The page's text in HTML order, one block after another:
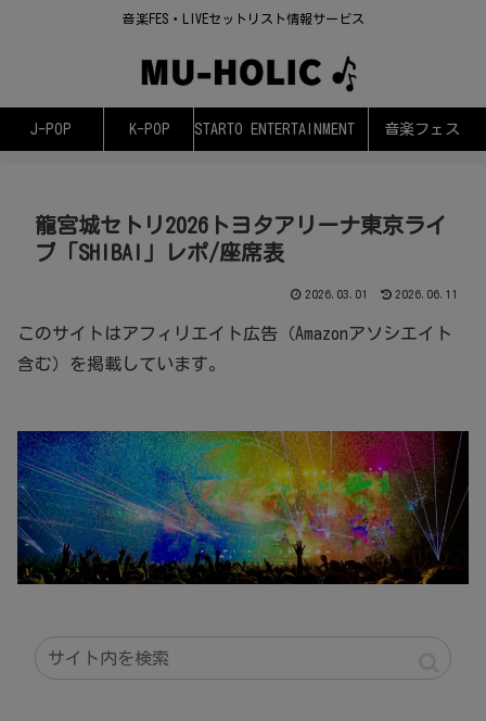
音楽FES・LIVEセットリスト情報サービス
J-POP K-POP STARTO ENTERTAINMENT 音楽フェス
龍宮城セトリ2026トヨタアリーナ東京ライ
ブ「SHIBAI」レポ/座席表
2026.03.01 2026.06.11
このサイトはアフィリエイト広告（Amazonアソシエイト
含む）を掲載しています。